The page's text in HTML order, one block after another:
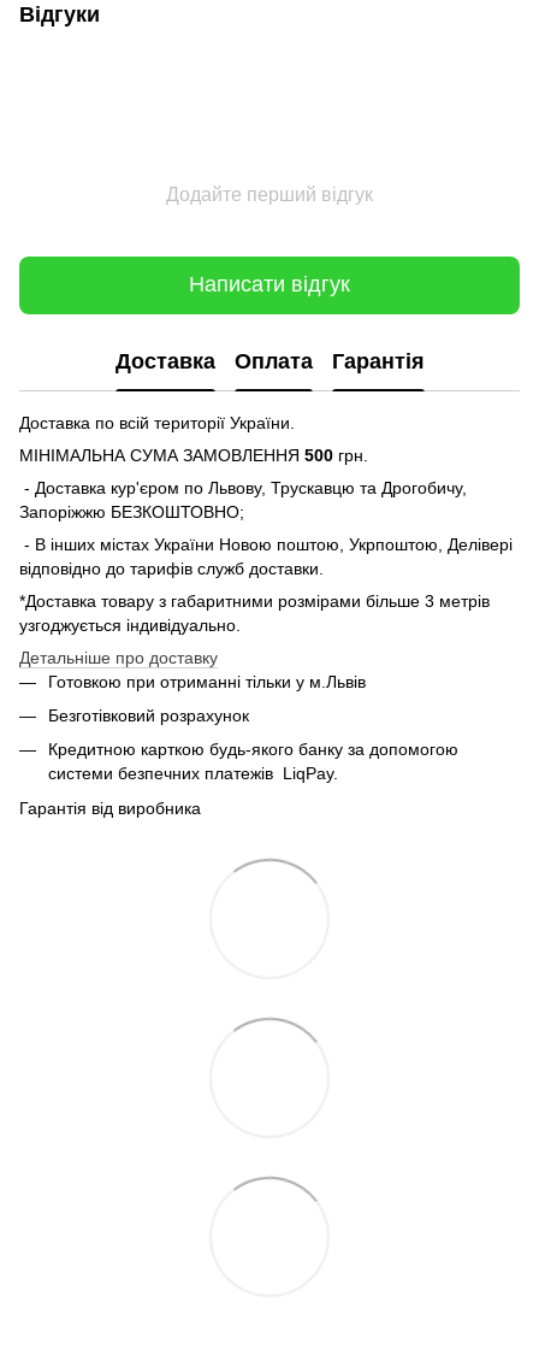
Відгуки
Додайте перший відгук
Написати відгук
Доставка Оплата Гарантія
Доставка по всій території України.
МІНІМАЛЬНА СУМА ЗАМОВЛЕННЯ 500 грн.
- Доставка кур'єром по Львову, Трускавцю та Дрогобичу,
Запоріжжю БЕЗКОШТОВНО;
- В інших містах України Новою поштою, Укрпоштою, Делівері
відповідно до тарифів служб доставки.
*Доставка товару з габаритними розмірами більше 3 метрів
узгоджується індивідуально.
Детальніше про доставку
Готовкою при отриманні тільки у м.Львів
Безготівковий розрахунок
Кредитною карткою будь-якого банку за допомогою
системи безпечних платежів LiqPay.
Гарантія від виробника